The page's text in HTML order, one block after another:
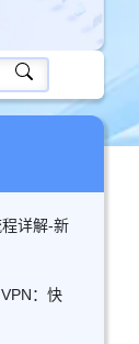
详解-新
：快